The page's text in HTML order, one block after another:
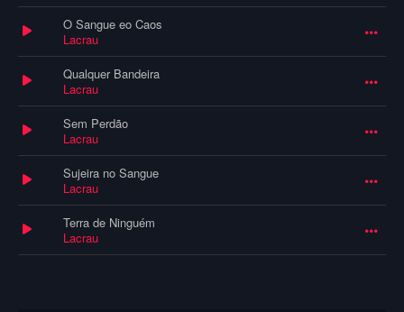
O Sangue eo Caos
Lacrau
Qualquer Bandeira
Lacrau
Sem Perdão
Lacrau
Sujeira no Sangue
Lacrau
Terra de Ninguém
Lacrau